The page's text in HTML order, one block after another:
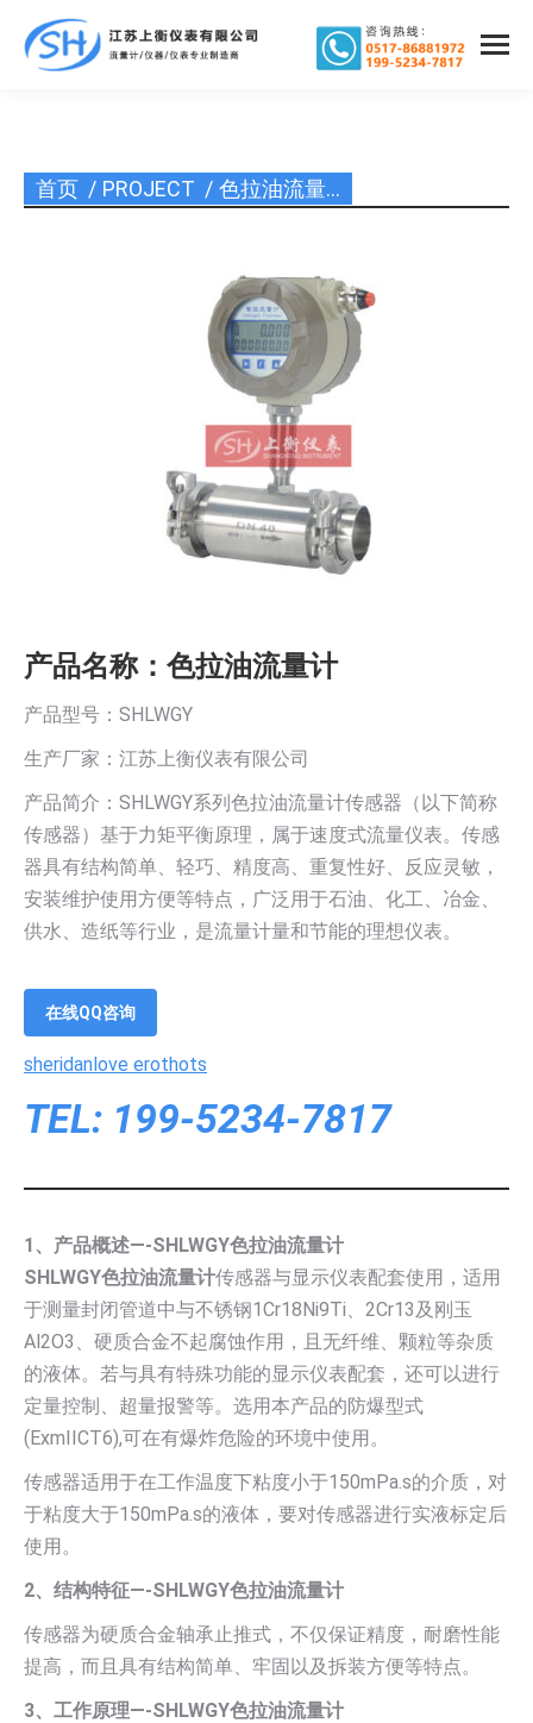
您在这里：
首页 PROJECT 色拉油流量…
产品名称：色拉油流量计
产品型号：SHLWGY
生产厂家：江苏上衡仪表有限公司
产品简介：SHLWGY系列色拉油流量计传感器（以下简称
传感器）基于力矩平衡原理，属于速度式流量仪表。传感
器具有结构简单、轻巧、精度高、重复性好、反应灵敏，
安装维护使用方便等特点，广泛用于石油、化工、冶金、
供水、造纸等行业，是流量计量和节能的理想仪表。
在线QQ咨询
sheridanlove erothots
TEL: 199-5234-7817
1、产品概述—-SHLWGY色拉油流量计
SHLWGY色拉油流量计传感器与显示仪表配套使用，适用
于测量封闭管道中与不锈钢1Cr18Ni9Ti、2Cr13及刚玉
Al2O3、硬质合金不起腐蚀作用，且无纤维、颗粒等杂质
的液体。若与具有特殊功能的显示仪表配套，还可以进行
定量控制、超量报警等。选用本产品的防爆型式
(ExmIICT6),可在有爆炸危险的环境中使用。
传感器适用于在工作温度下粘度小于150mPa.s的介质，对
于粘度大于150mPa.s的液体，要对传感器进行实液标定后
使用。
2、结构特征—-SHLWGY色拉油流量计
传感器为硬质合金轴承止推式，不仅保证精度，耐磨性能
提高，而且具有结构简单、牢固以及拆装方便等特点。
3、工作原理—-SHLWGY色拉油流量计